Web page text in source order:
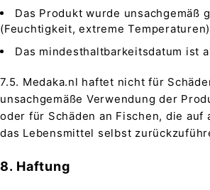
Das Produkt wurde unsachgemäß
(Feuchtigkeit, extreme
Das mindesthaltbarkeitsdatum ist
7.5. Medaka.nl haftet nicht für
unsachgemäße Verwendung der
oder für Schäden an Fischen, die auf
das Lebensmittel selbst
8. Haftung